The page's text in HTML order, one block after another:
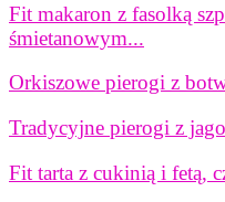
Fit makaron z fasolką
śmietanowym...
Orkiszowe pierogi z
Tradycyjne pierogi z
Fit tarta z cukinią i fetą,